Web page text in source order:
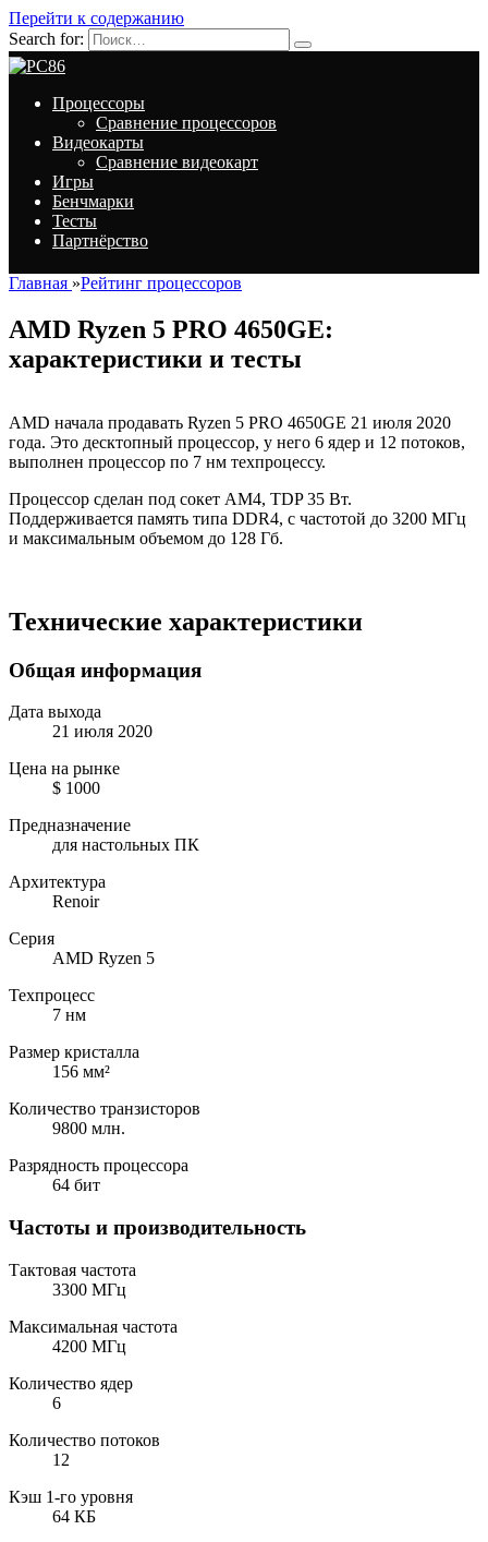
Перейти к содержанию
Search for:
Процессоры
Сравнение процессоров
Видеокарты
Сравнение видеокарт
Игры
Бенчмарки
Тесты
Партнёрство
Главная »Рейтинг процессоров
AMD Ryzen 5 PRO 4650GE:
характеристики и тесты
AMD начала продавать Ryzen 5 PRO 4650GE 21 июля 2020
года. Это десктопный процессор, у него 6 ядер и 12 потоков,
выполнен процессор по 7 нм техпроцессу.
Процессор сделан под сокет AM4, TDP 35 Вт.
Поддерживается память типа DDR4, с частотой до 3200 МГц
и максимальным объемом до 128 Гб.
Технические характеристики
Общая информация
Дата выхода
21 июля 2020
Цена на рынке
$ 1000
Предназначение
для настольных ПК
Архитектура
Renoir
Серия
AMD Ryzen 5
Техпроцесс
7 нм
Размер кристалла
156 мм²
Количество транзисторов
9800 млн.
Разрядность процессора
64 бит
Частоты и производительность
Тактовая частота
3300 МГц
Максимальная частота
4200 МГц
Количество ядер
6
Количество потоков
12
Кэш 1-го уровня
64 КБ